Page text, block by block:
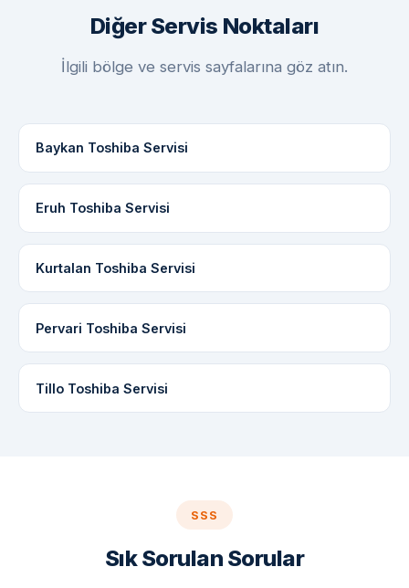
Diğer Servis Noktaları
İlgili bölge ve servis sayfalarına göz atın.
Baykan Toshiba Servisi
Eruh Toshiba Servisi
Kurtalan Toshiba Servisi
Pervari Toshiba Servisi
Tillo Toshiba Servisi
SSS
Sık Sorulan Sorular